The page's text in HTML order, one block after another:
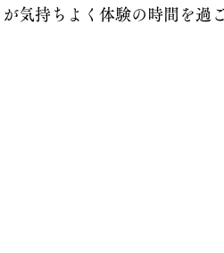
気持ちよく体験の時間を過